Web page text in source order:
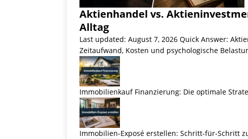
Aktienhandel vs.
Alltag
Last updated: August 7, 2026 Quick Answer:
Zeitaufwand, Kosten und psychologische
Immobilienkauf Finanzierung: Die optimale
Immobilien-Exposé erstellen: Schritt-für-Schritt